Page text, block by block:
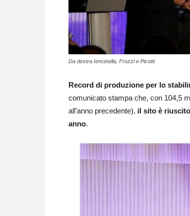
Da destra Iencinella, Frozzi e Picotti
Record di produzione per lo
comunicato stampa che, con 104,5
all’anno precedente), il sito è
anno.